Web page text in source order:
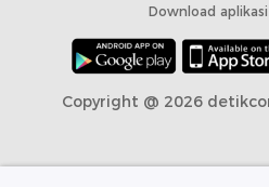
Download
Copyright @ 2026